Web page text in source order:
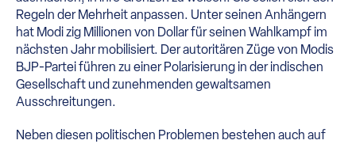
Regeln der Mehrheit anpassen. Unter seinen Anhängern
hat Modi zig Millionen von Dollar für seinen Wahlkampf im
nächsten Jahr mobilisiert. Der autoritären Züge von Modis
BJP-Partei führen zu einer Polarisierung in der indischen
Gesellschaft und zunehmenden gewaltsamen
Ausschreitungen.
Neben diesen politischen Problemen bestehen auch auf